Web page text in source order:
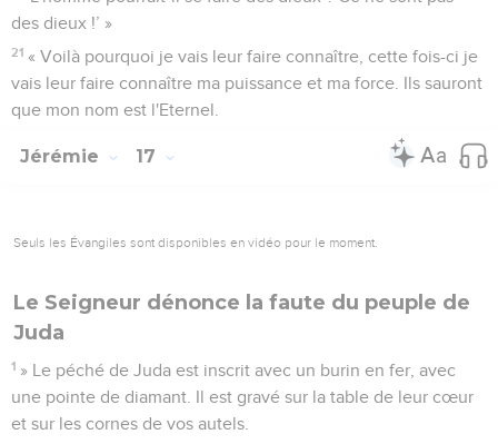
des dieux !’ »
21 « Voilà pourquoi je vais leur faire connaître, cette fois-ci je
vais leur faire connaître ma puissance et ma force. Ils sauront
que mon nom est l'Eternel.
Jérémie 17
Seuls les Évangiles sont disponibles en vidéo pour le moment.
Le Seigneur dénonce la faute du peuple de
Juda
1 » Le péché de Juda est inscrit avec un burin en fer, avec
une pointe de diamant. Il est gravé sur la table de leur cœur
et sur les cornes de vos autels.